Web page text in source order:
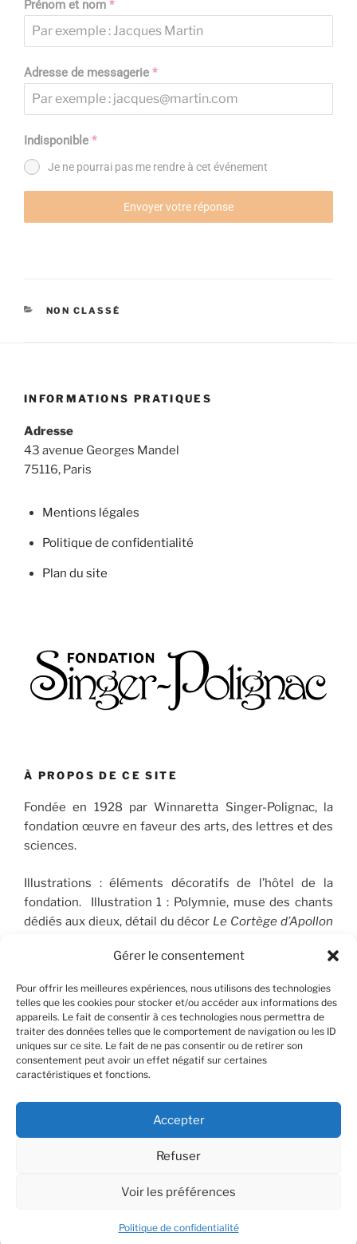
Gérer le consentement
Pour offrir les meilleures expériences, nous utilisons des technologies
telles que les cookies pour stocker et/ou accéder aux informations des
appareils. Le fait de consentir à ces technologies nous permettra de
traiter des données telles que le comportement de navigation ou les ID
uniques sur ce site. Le fait de ne pas consentir ou de retirer son
consentement peut avoir un effet négatif sur certaines
caractéristiques et fonctions.
Accepter
Refuser
Voir les préférences
Politique de confidentialité
Prénom et nom *
Adresse de messagerie *
Indisponible *
Je ne pourrai pas me rendre à cet événement
Envoyer votre réponse
CATÉGORIES
NON CLASSÉ
INFORMATIONS PRATIQUES
Adresse
43 avenue Georges Mandel
75116, Paris
Mentions légales
Politique de confidentialité
Plan du site
À PROPOS DE CE SITE
Fondée en 1928 par Winnaretta Singer-Polignac, la
fondation œuvre en faveur des arts, des lettres et des
sciences.
Illustrations : éléments décoratifs de l’hôtel de la
fondation. Illustration 1 : Polymnie, muse des chants
dédiés aux dieux, détail du décor Le Cortège d’Apollon
orne le plafond du Salon de musique. © FSP/OLG
RECHERCHER
Recherche
pour
:
InstagramContact